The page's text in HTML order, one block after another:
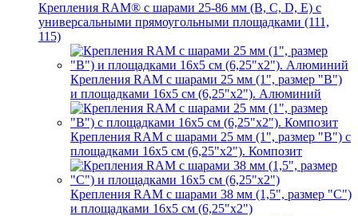
Крепления RAM® с шарами 25-86 мм (B, C, D, E) с
универсальными прямоугольными площадками (111,
115)
Крепления RAM с шарами 25 мм (1", размер "B")
и площадками 16х5 см (6,25"х2"). Алюминий
Крепления RAM с шарами 25 мм (1", размер "B") с
площадками 16х5 см (6,25"х2"). Композит
Крепления RAM с шарами 38 мм (1,5", размер "C")
и площадками 16х5 см (6,25"х2")